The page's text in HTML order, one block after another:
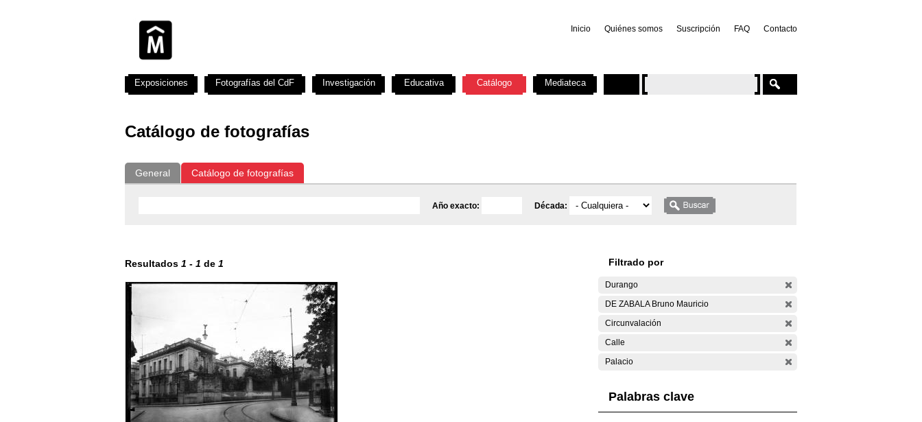
Inicio Quiénes somos Suscripción FAQ Contacto
Catálogo de fotografías
General Catálogo de fotografías
Año exacto: Década:
Resultados 1 - 1 de 1 Filtrado por
Durango
DE ZABALA Bruno Mauricio
Circunvalación
Calle
Palacio
Palabras clave
Exposiciones Fotografías del CdF Investigación Educativa Catálogo Mediateca